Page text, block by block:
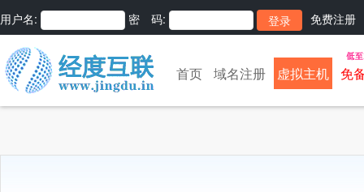
用户名: 密 码: 免费注册
首页 域名注册 虚拟主机 免